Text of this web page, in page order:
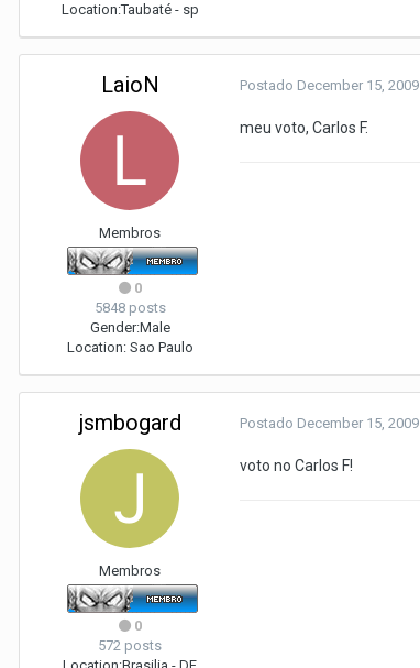
Location:Taubaté - sp
LaioN
Membros
0
5848 posts
Gender:Male
Location:Sao Paulo
Postado December 15, 2009
meu voto, Carlos F.
jsmbogard
Membros
0
572 posts
Postado December 15, 2009
voto no Carlos F!